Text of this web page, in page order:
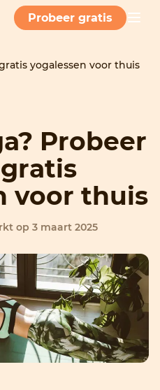
Probeer gratis
yogalessen voor thuis
Probeer
voor thuis
op 3 maart 2025